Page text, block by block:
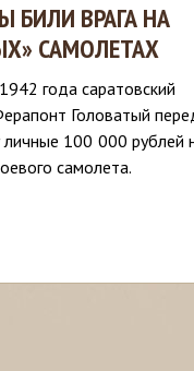
БИЛИ ВРАГА НА
САМОЛЕТАХ
года саратовский
Головатый
личные 100 000 рублей
самолета.